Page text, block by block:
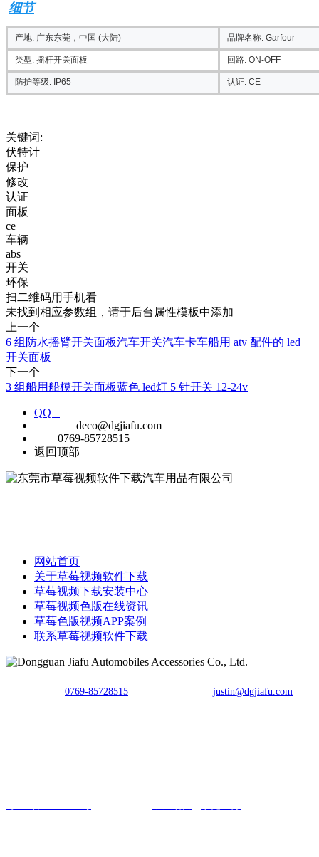
细节
产地: 广东东莞，中国 (大陆) 品牌名称: Garfour
类型: 摇杆开关面板 回路: ON-OFF
防护等级: IP65 认证: CE
关键词:
伏特计
保护
修改
认证
面板
ce
车辆
abs
开关
环保
扫二维码用手机看
未找到相应参数组，请于后台属性模板中添加
上一个
6 组防水摇臂开关面板汽车开关汽车卡车船用 atv 配件的 led
开关面板
下一个
3 组船用船模开关面板蓝色 led灯 5 针开关 12-24v
QQ
deco@dgjiafu.com
0769-85728515
返回顶部
网站首页
关于草莓视频软件下载
草莓视频下载安装中心
草莓视频色版在线资讯
草莓色版视频APP案例
联系草莓视频软件下载
0769-85728515 justin@dgjiafu.com